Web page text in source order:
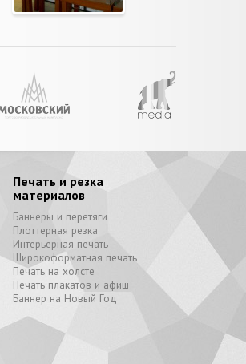
Печать и резка
материалов
Баннеры и перетяги
Плоттерная резка
Интерьерная печать
Широкоформатная печать
Печать на холсте
Печать плакатов и афиш
Баннер на Новый Год